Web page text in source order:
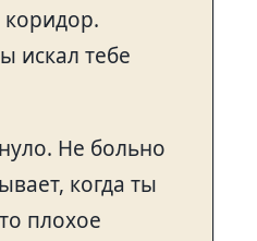
искал тебе
Не больно
когда ты
плохое